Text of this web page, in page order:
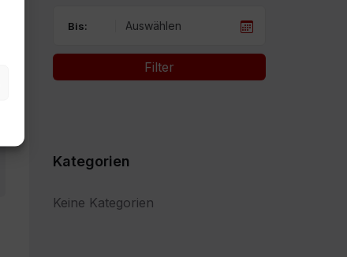
Bis:
Filter
Kategorien
Keine Kategorien